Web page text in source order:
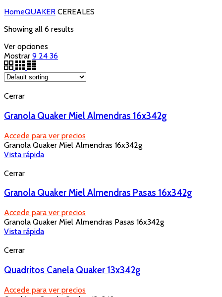
HomeQUAKER CEREALES
Showing all 6 results
Ver opciones
Mostrar 9 24 36
Cerrar
Granola Quaker Miel Almendras 16x342g
Accede para ver precios
Granola Quaker Miel Almendras 16x342g
Vista rápida
Cerrar
Granola Quaker Miel Almendras Pasas 16x342g
Accede para ver precios
Granola Quaker Miel Almendras Pasas 16x342g
Vista rápida
Cerrar
Quadritos Canela Quaker 13x342g
Accede para ver precios